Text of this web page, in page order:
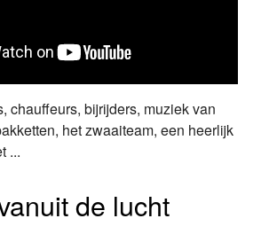
chauffeurs, bijrijders, muziek van
het zwaaiteam, een heerlijk
...
de lucht